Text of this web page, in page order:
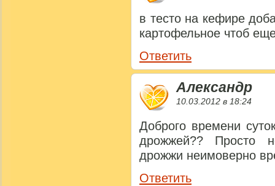
в тесто на кефире
картофельное чтоб
Ответить
Александр
10.03.2012 в 18:24
Доброго времени
дрожжей?? Просто
дрожжи неимоверно
Ответить